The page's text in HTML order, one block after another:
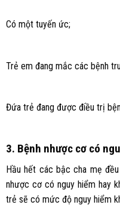
Có một tuyến ức;
Trẻ em đang mắc các bệnh
Đứa trẻ đang được điều trị
3. Bệnh nhược cơ có
Hầu hết các bậc cha mẹ
nhược cơ có nguy hiểm hay
trẻ sẽ có mức độ nguy hiểm